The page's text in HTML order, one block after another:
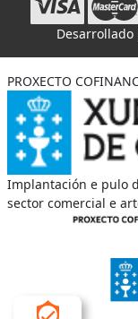
Desarrollado
PROXECTO
Implantación e pulo
sector comercial e